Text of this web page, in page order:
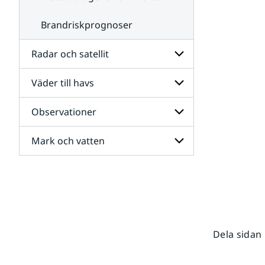
Brandriskprognoser
Radar och satellit
Undersidor
för
Radar
och
satellit
Väder till havs
Undersidor
för
Väder
till
havs
Observationer
Undersidor
för
Mark och vatten
Dela sidan